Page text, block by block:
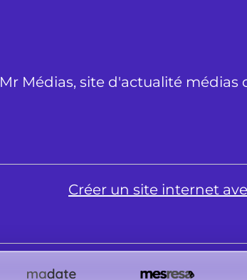
Mr Médias, site d'actualité médias
Créer un site internet